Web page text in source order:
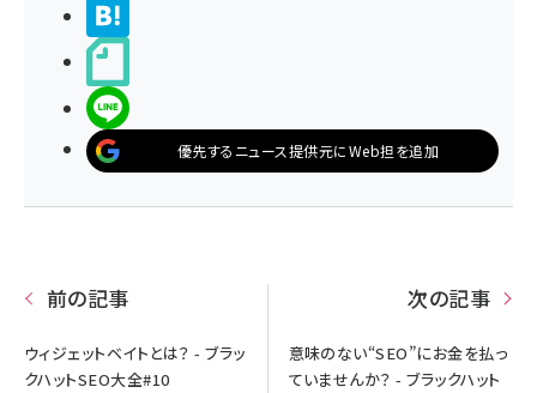
優先するニュース提供元にWeb担を追加
前の記事
ウィジェットベイトとは？ - ブラッ
クハットSEO大全#10
次の記事
意味のない“SEO”にお金を払っ
ていませんか？ - ブラックハット